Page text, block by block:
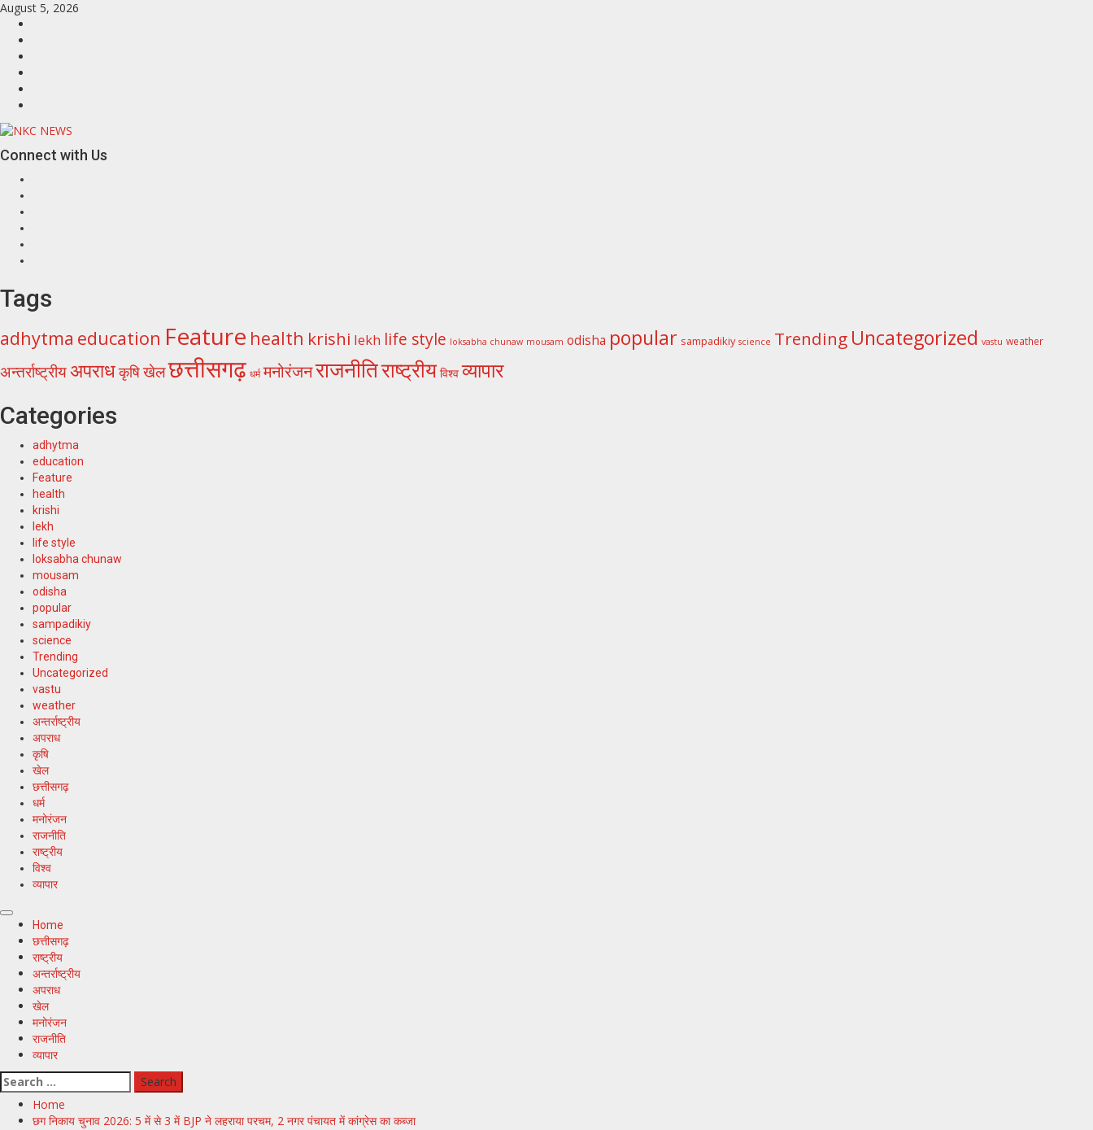
Skip
content
August 5, 2026
Connect with Us
Tags
adhytma education Feature health krishi lekh life style loksabha chunaw mousam odisha popular sampadikiy science Trending Uncategorized vastu weather
अन्तर्राष्ट्रीयअपराधकृषिखेलछत्तीसगढ़ धर्म मनोरंजनराजनीतिराष्ट्रीय विश्व व्यापार
Categories
adhytma
education
Feature
health
krishi
lekh
life style
loksabha chunaw
mousam
odisha
popular
sampadikiy
science
Trending
Uncategorized
vastu
weather
अन्तर्राष्ट्रीय
अपराध
कृषि
खेल
छत्तीसगढ़
धर्म
मनोरंजन
राजनीति
राष्ट्रीय
विश्व
व्यापार
Primary
Menu
Home
छत्तीसगढ़
राष्ट्रीय
अन्तर्राष्ट्रीय
अपराध
खेल
मनोरंजन
राजनीति
व्यापार
Search
for:
Home
छग निकाय चुनाव 2026: 5 में से 3 में BJP ने लहराया परचम, 2 नगर पंचायत में कांग्रेस का कब्जा